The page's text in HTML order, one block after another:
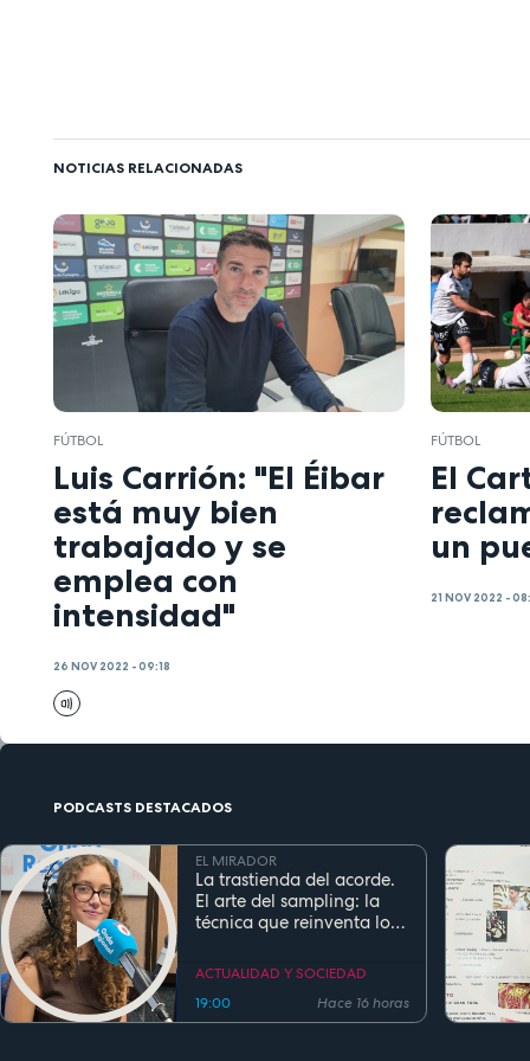
NOTICIAS RELACIONADAS
FÚTBOL
Luis Carrión: "El Éibar
está muy bien
trabajado y se
emplea con
intensidad"
26 NOV 2022 - 09:18
FÚTBOL
El
un
21 NOV 2022 -
PODCASTS DESTACADOS
EL MIRADOR
La trastienda del acorde.
El arte del sampling: la
técnica que reinventa los
actual
ACTUALIDAD Y SOCIEDAD
19:00
Hace 16 horas